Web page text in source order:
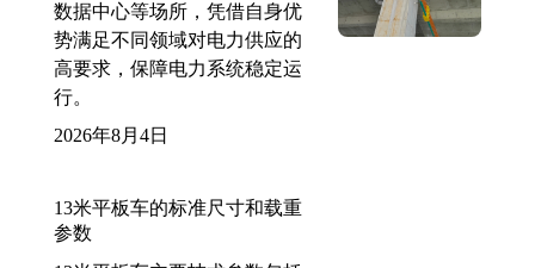
数据中心等场所，凭借自身优
势满足不同领域对电力供应的
高要求，保障电力系统稳定运
行。
2026年8月4日
13米平板车的标准尺寸和载重
参数